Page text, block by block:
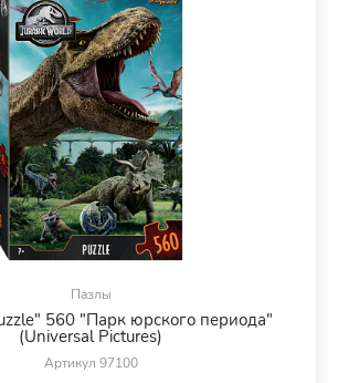
Пазлы
560 "Парк юрского периода"
(Universal Pictures)
Артикул 97100